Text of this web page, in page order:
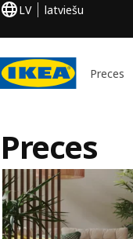
LV latviešu
Preces
Preces